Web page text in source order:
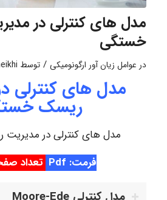
مدل های کنترلی در
خستگی
در عوامل زیان آور ارگونومیکی / توسط
مدل های کنترلی
ریسک
مدل های کنترلی در
فرمت: Pdf
تعداد